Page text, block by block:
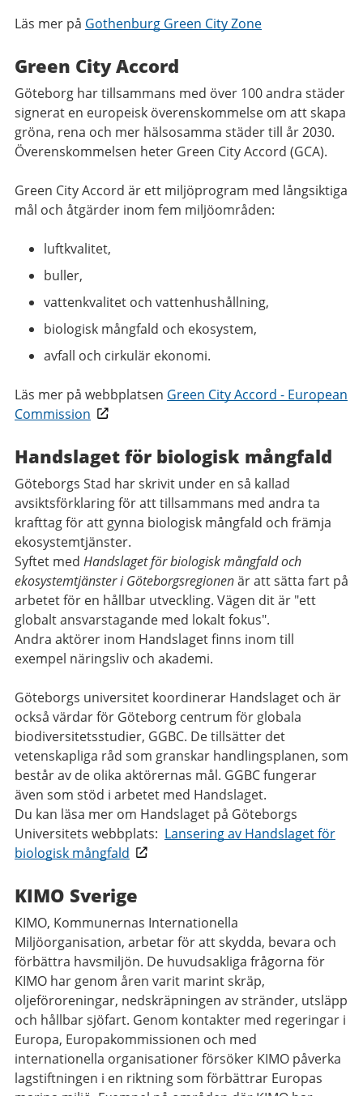
Läs mer på Gothenburg Green City Zone
Green City Accord
Göteborg har tillsammans med över 100 andra städer
signerat en europeisk överenskommelse om att skapa
gröna, rena och mer hälsosamma städer till år 2030.
Överenskommelsen heter Green City Accord (GCA).
Green City Accord är ett miljöprogram med långsiktiga
mål och åtgärder inom fem miljöområden:
luftkvalitet,
buller,
vattenkvalitet och vattenhushållning,
biologisk mångfald och ekosystem,
avfall och cirkulär ekonomi.
Läs mer på webbplatsen Green City Accord - European
Commission
Handslaget för biologisk mångfald
Göteborgs Stad har skrivit under en så kallad
avsiktsförklaring för att tillsammans med andra ta
krafttag för att gynna biologisk mångfald och främja
ekosystemtjänster.
Syftet med Handslaget för biologisk mångfald och
ekosystemtjänster i Göteborgsregionenär att sätta fart på
arbetet för en hållbar utveckling. Vägen dit är "ett
globalt ansvarstagande med lokalt fokus".
Andra aktörer inom Handslaget finns inom till
exempel näringsliv och akademi.
Göteborgs universitet koordinerar Handslaget och är
också värdar för Göteborg centrum för globala
biodiversitetsstudier, GGBC. De tillsätter det
vetenskapliga råd som granskar handlingsplanen, som
består av de olika aktörernas mål. GGBC fungerar
även som stöd i arbetet med Handslaget.
Du kan läsa mer om Handslaget på Göteborgs
Universitets webbplats: Lansering av Handslaget för
biologisk mångfald
KIMO Sverige
KIMO, Kommunernas Internationella
Miljöorganisation, arbetar för att skydda, bevara och
förbättra havsmiljön. De huvudsakliga frågorna för
KIMO har genom åren varit marint skräp,
oljeföroreningar, nedskräpningen av stränder, utsläpp
och hållbar sjöfart. Genom kontakter med regeringar i
Europa, Europakommissionen och med
internationella organisationer försöker KIMO påverka
lagstiftningen i en riktning som förbättrar Europas